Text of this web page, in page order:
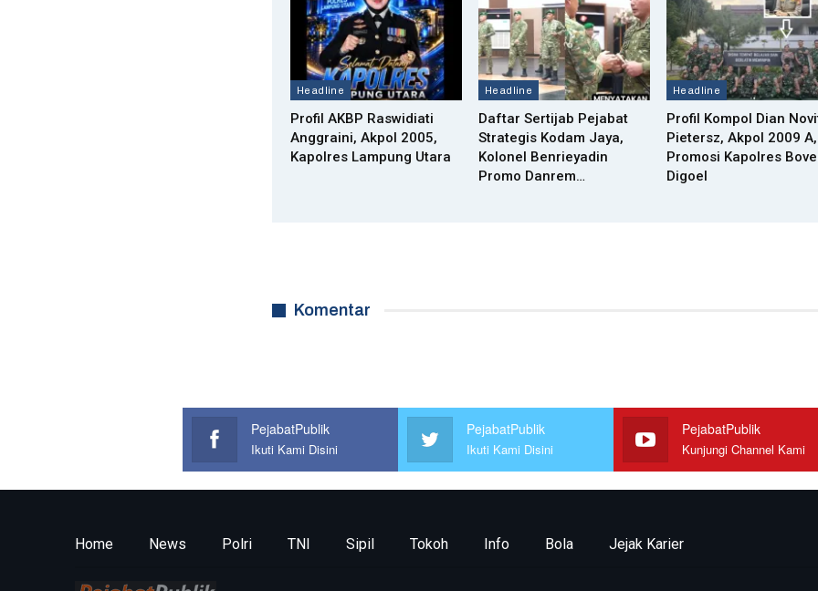
Headline
Profil AKBP Raswidiati
Anggraini, Akpol 2005,
Kapolres Lampung Utara
Headline
Daftar Sertijab Pejabat
Strategis Kodam Jaya,
Kolonel Benrieyadin
Promo Danrem…
Headline
Profil Kompol Dian
Pietersz, Akpol 2009 A,
Promosi Kapolres
Digoel
Komentar
PejabatPublik
Ikuti Kami Disini
PejabatPublik
Ikuti Kami Disini
PejabatPublik
Kunjungi Channel Kami
Home News Polri TNI Sipil Tokoh Info Bola Jejak Karier